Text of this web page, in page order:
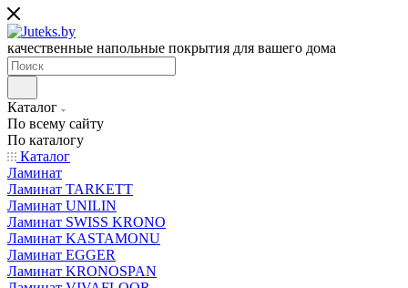
качественные напольные покрытия для вашего дома
Каталог
По всему сайту
По каталогу
Каталог
Ламинат
Ламинат TARKETT
Ламинат UNILIN
Ламинат SWISS KRONO
Ламинат KASTAMONU
Ламинат EGGER
Ламинат KRONOSPAN